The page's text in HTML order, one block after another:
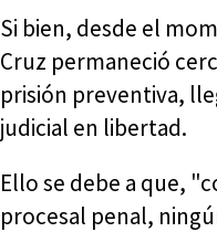
Si bien, desde el
Cruz permaneció
prisión preventiva,
judicial en libertad.
Ello se debe a que,
procesal penal,